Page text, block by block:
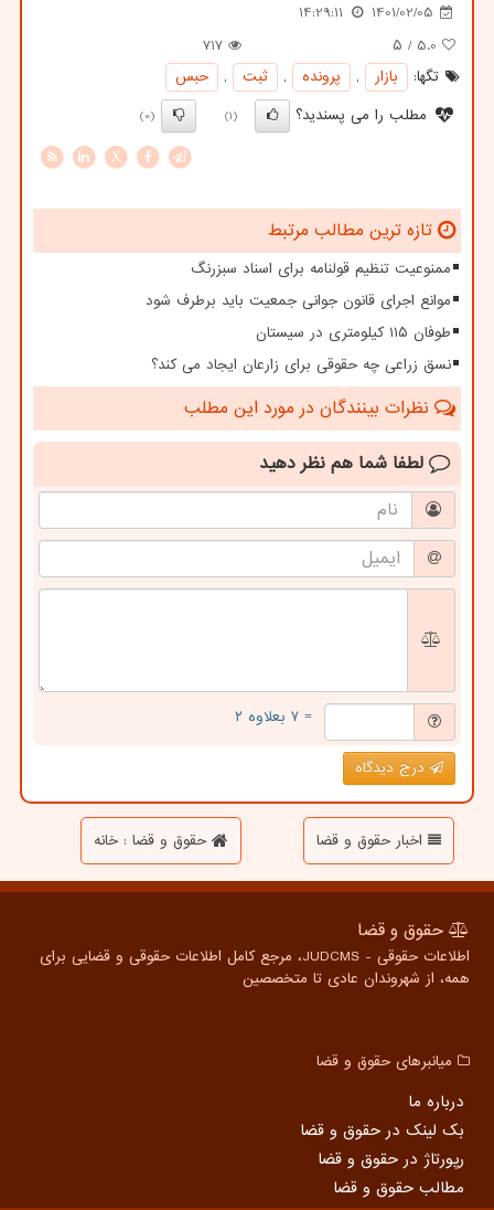
1401/02/05
14:29:11
5.0 / ۵
717
تگها:
بازار , پرونده , ثبت ,
حبس
مطلب را می پسندید؟
(1)
(0)
X
تازه ترین مطالب مرتبط
ممنوعیت تنظیم قولنامه برای اسناد سبزرنگ
موانع اجرای قانون جوانی جمعیت باید برطرف شود
طوفان ۱۱۵ کیلومتری در سیستان
نسق زراعی چه حقوقی برای زارعان ایجاد می کند؟
نظرات بینندگان در مورد این مطلب
لطفا شما هم نظر دهید
= ۷ بعلاوه ۲
درج دیدگاه
اخبار حقوق و قضا حقوق و قضا : خانه
حقوق و قضا
اطلاعات حقوقی - JUDCMS، مرجع کامل اطلاعات حقوقی و قضایی برای
همه، از شهروندان عادی تا متخصصین
میانبرهای حقوق و قضا
درباره ما
بک لینک در حقوق و قضا
رپورتاژ در حقوق و قضا
مطالب حقوق و قضا